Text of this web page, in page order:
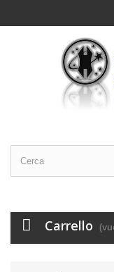
Carrello